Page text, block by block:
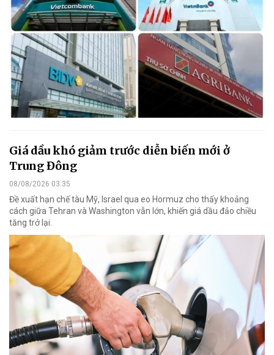
Giá dầu khó giảm trước diễn biến mới ở
Trung Đông
08/08/2026 03:35
Đề xuất hạn chế tàu Mỹ, Israel qua eo Hormuz cho thấy khoảng
cách giữa Tehran và Washington vẫn lớn, khiến giá dầu đảo chiều
tăng trở lại.